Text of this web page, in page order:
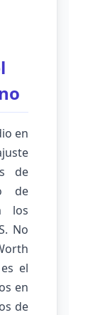
en
de
de
los
No
el
en
de